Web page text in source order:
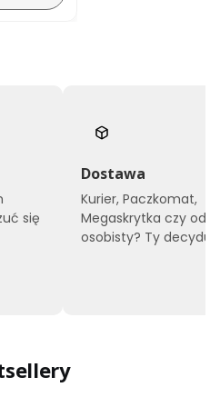
się
Dostawa
Kurier, Paczkomat,
Megaskrytka czy
osobisty? Ty